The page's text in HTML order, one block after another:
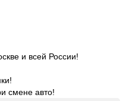
и всей России!
смене авто!